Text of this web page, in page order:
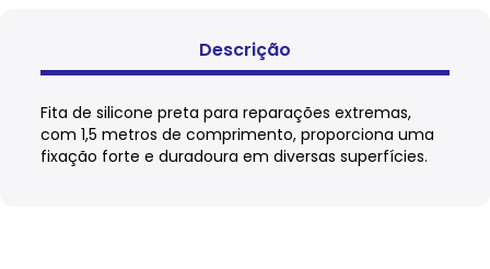
Descrição
Fita de silicone preta para reparações extremas,
com 1,5 metros de comprimento, proporciona uma
fixação forte e duradoura em diversas superfícies.